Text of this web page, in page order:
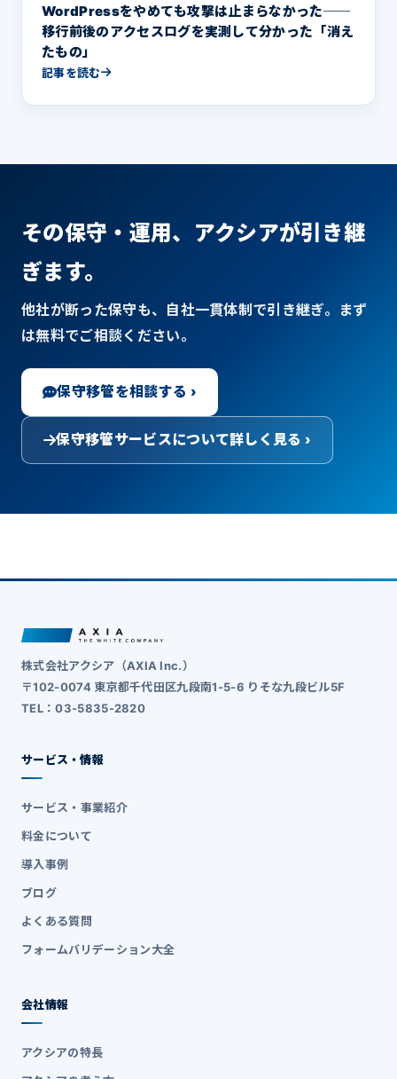
WordPressをやめても攻撃は止まらなかった──
移行前後のアクセスログを実測して分かった「消え
たもの」
記事を読む
その保守・運用、アクシアが引き継
ぎます。
他社が断った保守も、自社一貫体制で引き継ぎ。まず
は無料でご相談ください。
保守移管を相談する ›
保守移管サービスについて詳しく見る ›
株式会社アクシア（AXIA Inc.）
〒102-0074 東京都千代田区九段南1-5-6 りそな九段ビル5F
TEL：03-5835-2820
サービス・情報
サービス・事業紹介
料金について
導入事例
ブログ
よくある質問
フォームバリデーション大全
会社情報
アクシアの特長